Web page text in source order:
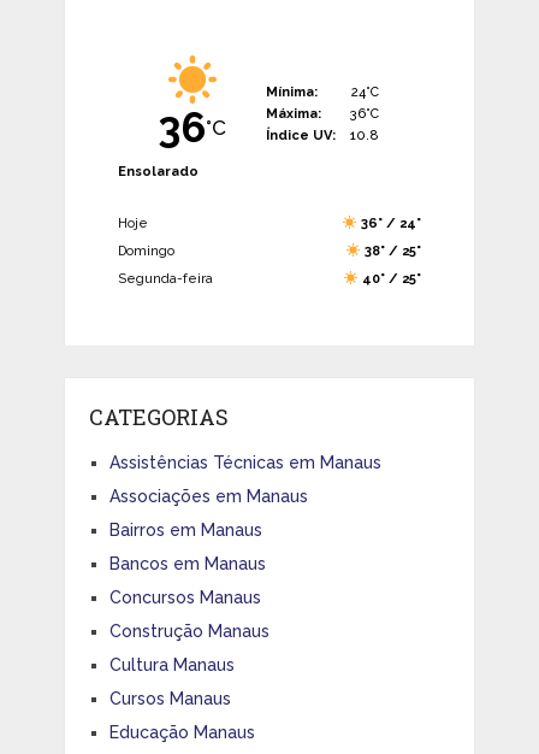
36°C
Mínima:
24°C
Máxima:
36°C
Índice UV:
10.8
Ensolarado
Hoje
36° / 24°
Domingo
38° / 25°
Segunda-feira
40° / 25°
CATEGORIAS
Assistências Técnicas em Manaus
Associações em Manaus
Bairros em Manaus
Bancos em Manaus
Concursos Manaus
Construção Manaus
Cultura Manaus
Cursos Manaus
Educação Manaus